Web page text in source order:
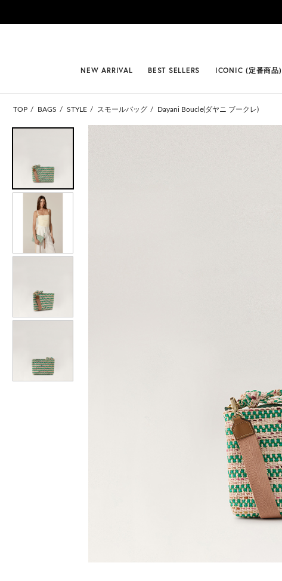
NEW ARRIVAL BEST SELLERS ICONIC (定番商品)
TOP BAGS STYLE スモールバッグ Dayani Boucle(ダヤニ ブークレ)